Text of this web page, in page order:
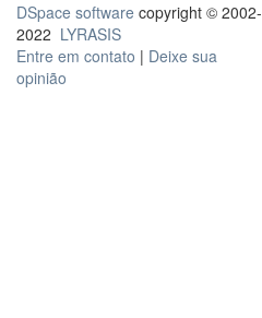
DSpace software copyright © 2002-
2022 LYRASIS
Entre em contato | Deixe sua
opinião